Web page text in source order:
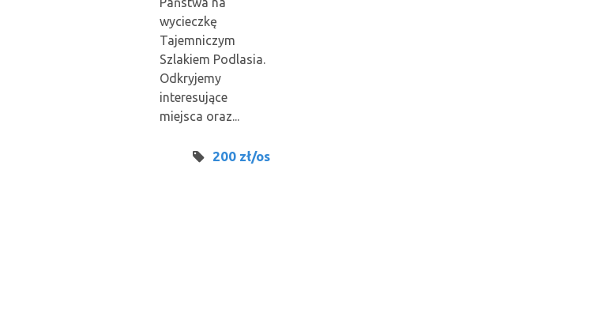
wycieczkę
Tajemniczym
Szlakiem Podlasia.
Odkryjemy
interesujące
miejsca oraz...
200 zł/os